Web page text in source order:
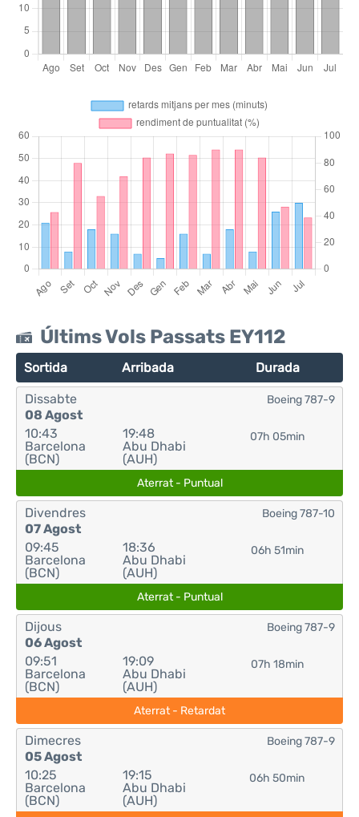
Últims Vols Passats EY112
Sortida Arribada Durada
Dissabte
08 Agost
10:43
Barcelona
(BCN)
19:48
Abu Dhabi
(AUH)
07h 05min
Boeing 787-9
Aterrat - Puntual
Divendres
07 Agost
09:45
Barcelona
(BCN)
18:36
Abu Dhabi
(AUH)
06h 51min
Boeing 787-10
Aterrat - Puntual
Dijous
06 Agost
09:51
Barcelona
(BCN)
19:09
Abu Dhabi
(AUH)
07h 18min
Boeing 787-9
Aterrat - Retardat
Dimecres
05 Agost
10:25
Barcelona
(BCN)
19:15
Abu Dhabi
(AUH)
06h 50min
Boeing 787-9